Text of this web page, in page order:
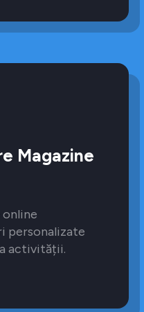
Magazine
online
personalizate
activității.